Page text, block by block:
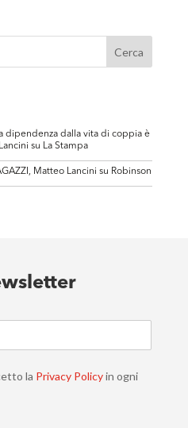
dipendenza dalla vita di coppia è
su La Stampa
Matteo Lancini su Robinson
la Privacy Policyin ogni